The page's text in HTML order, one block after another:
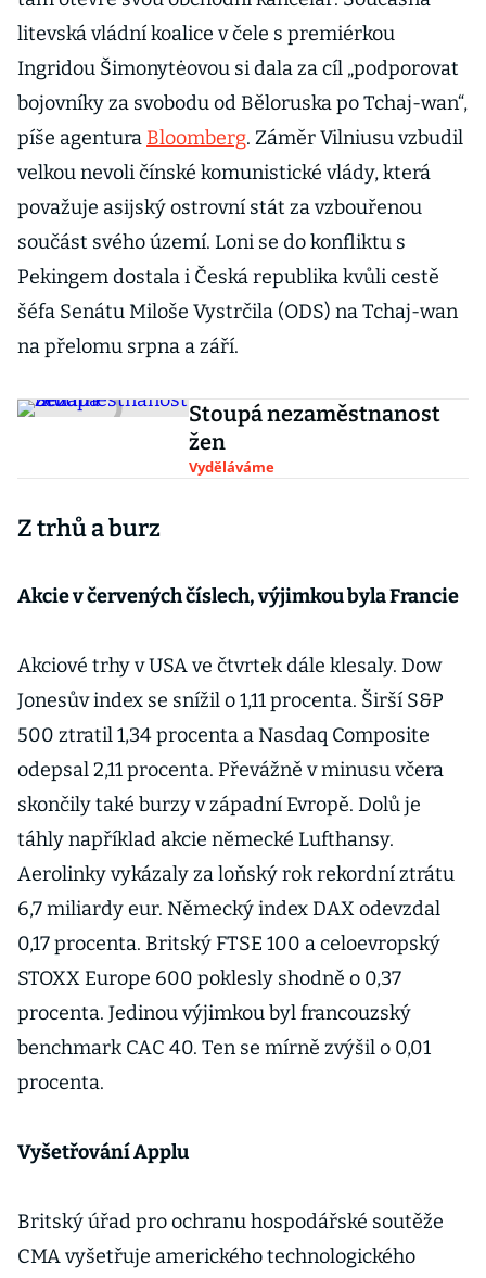
litevská vládní koalice v čele s premiérkou
Ingridou Šimonytėovou si dala za cíl „podporovat
bojovníky za svobodu od Běloruska po Tchaj-wan“,
píše agentura Bloomberg. Záměr Vilniusu vzbudil
velkou nevoli čínské komunistické vlády, která
považuje asijský ostrovní stát za vzbouřenou
součást svého území. Loni se do konfliktu s
Pekingem dostala i Česká republika kvůli cestě
šéfa Senátu Miloše Vystrčila (ODS) na Tchaj-wan
na přelomu srpna a září.
Stoupá nezaměstnanost
žen
Vyděláváme
Z trhů a burz
Akcie v červených číslech, výjimkou byla Francie
Akciové trhy v USA ve čtvrtek dále klesaly. Dow
Jonesův index se snížil o 1,11 procenta. Širší S&P
500 ztratil 1,34 procenta a Nasdaq Composite
odepsal 2,11 procenta. Převážně v minusu včera
skončily také burzy v západní Evropě. Dolů je
táhly například akcie německé Lufthansy.
Aerolinky vykázaly za loňský rok rekordní ztrátu
6,7 miliardy eur. Německý index DAX odevzdal
0,17 procenta. Britský FTSE 100 a celoevropský
STOXX Europe 600 poklesly shodně o 0,37
procenta. Jedinou výjimkou byl francouzský
benchmark CAC 40. Ten se mírně zvýšil o 0,01
procenta.
Vyšetřování Applu
Britský úřad pro ochranu hospodářské soutěže
CMA vyšetřuje amerického technologického